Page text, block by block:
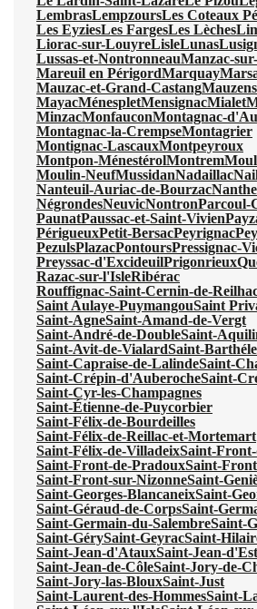
LembrasLempzoursLes Coteaux
Les EyziesLes FargesLes Lèches
Liorac-sur-LouyreLisleLunas
Lussas-et-NontronneauManzac-
Mareuil en PérigordMarquay
Mauzac-et-Grand-Castang
MayacMénespletMensignacMialet
MinzacMonfauconMontagnac-
Montagnac-la-CrempseMontagrier
Montignac-LascauxMontpeyroux
Montpon-MénestérolMontrem
Moulin-NeufMussidanNadaillac
Nanteuil-Auriac-de-Bourzac
NégrondesNeuvicNontronParcoul-
PaunatPaussac-et-Saint-Vivien
PérigueuxPetit-BersacPeyrignac
PezulsPlazacPontoursPressignac-
Preyssac-d'ExcideuilPrigonrieux
Razac-sur-l'IsleRibérac
Rouffignac-Saint-Cernin-de-
Saint Aulaye-PuymangouSaint
Saint-AgneSaint-Amand-de-Vergt
Saint-André-de-DoubleSaint-
Saint-Avit-de-VialardSaint-
Saint-Capraise-de-LalindeSaint-
Saint-Crépin-d'AuberocheSaint-
Saint-Cyr-les-Champagnes
Saint-Étienne-de-Puycorbier
Saint-Félix-de-Bourdeilles
Saint-Félix-de-Reillac-et-Mortemart
Saint-Félix-de-VilladeixSaint-
Saint-Front-de-PradouxSaint-
Saint-Front-sur-NizonneSaint-
Saint-Georges-BlancaneixSaint-
Saint-Géraud-de-CorpsSaint-
Saint-Germain-du-SalembreSaint-
Saint-GérySaint-GeyracSaint-
Saint-Jean-d'AtauxSaint-Jean-
Saint-Jean-de-CôleSaint-Jory-de-
Saint-Jory-las-BlouxSaint-Just
Saint-Laurent-des-HommesSaint-